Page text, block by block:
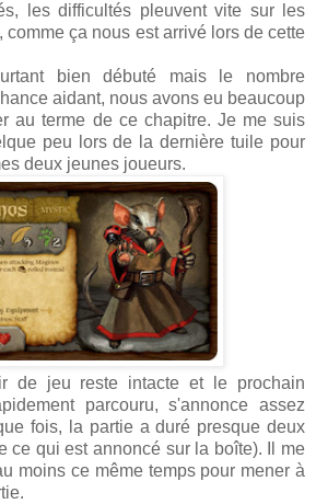
les difficultés pleuvent vite sur les
comme ça nous est arrivé lors de cette
bien débuté mais le nombre
aidant, nous avons eu beaucoup
au terme de ce chapitre. Je me suis
peu lors de la dernière tuile pour
deux jeunes joueurs.
de jeu reste intacte et le prochain
parcouru, s'annonce assez
fois, la partie a duré presque deux
ce qui est annoncé sur la boîte). Il me
moins ce même temps pour mener à